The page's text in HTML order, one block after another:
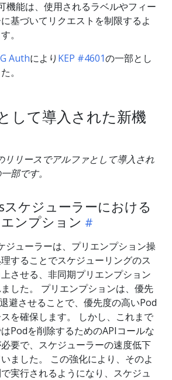
機能は、使用されるラベルやフィー
基づいてリクエストを制限するよ
。
Authにより KEP #4601の一部とし
。
して導入された新機
リリースでアルファとして導入され
部です。
ケジューラーにおける
ンプション
ジューラーは、プリエンプション操
することでスケジューリングのス
させる、非同期プリエンプション
した。 プリエンプションは、優先
避させることで、優先度の高いPod
を確保します。 しかし、これまで
Podを削除するためのAPIコールな
要で、スケジューラーの速度低下
ました。 この強化により、そのよ
実行されるようになり、スケジュ